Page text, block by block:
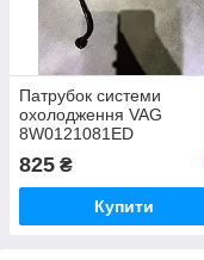
Патрубок системи
охолодження VAG
8W0121081ED
825 ₴
Купити